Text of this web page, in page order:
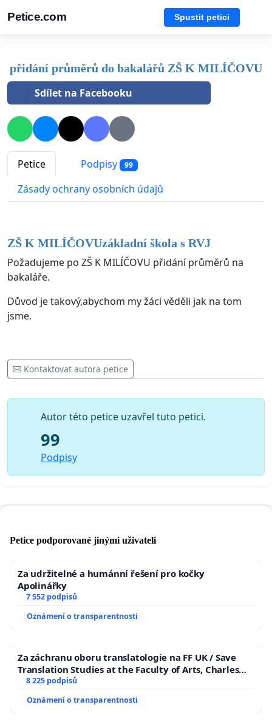
Petice.com Spustit petici
přidání průměrů do bakalářů ZŠ K MILÍČOVU
Sdílet na Facebooku
Petice Podpisy 99
Zásady ochrany osobních údajů
ZŠ K MILÍČOVUzákladní škola s RVJ
Požadujeme po ZŠ K MILÍČOVU přidání průměrů na
bakaláře.
Důvod je takový,abychom my žáci věděli jak na tom
jsme.
Kontaktovat autora petice
Autor této petice uzavřel tuto petici.
99
Podpisy
Petice podporované jinými uživateli
Za udržitelné a humánní řešení pro kočky
Apolinářky
7 552 podpisů
Oznámení o transparentnosti
Za záchranu oboru translatologie na FF UK / Save
Translation Studies at the Faculty of Arts, Charles
University
8 225 podpisů
Oznámení o transparentnosti